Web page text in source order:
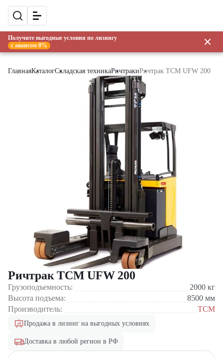
Получите выгодные условия по лизингу
с авансом 0%
ГлавнаяКаталогСкладская техникаРичтракиРичтрак TCM UFW 200
Ричтрак TCM UFW 200
Грузоподъемность: 2000 кг
Высота подъема:
8500 мм
Производитель:
TCM
Продажа в лизинг на выгодных условиях
Доставка в любой регион в РФ